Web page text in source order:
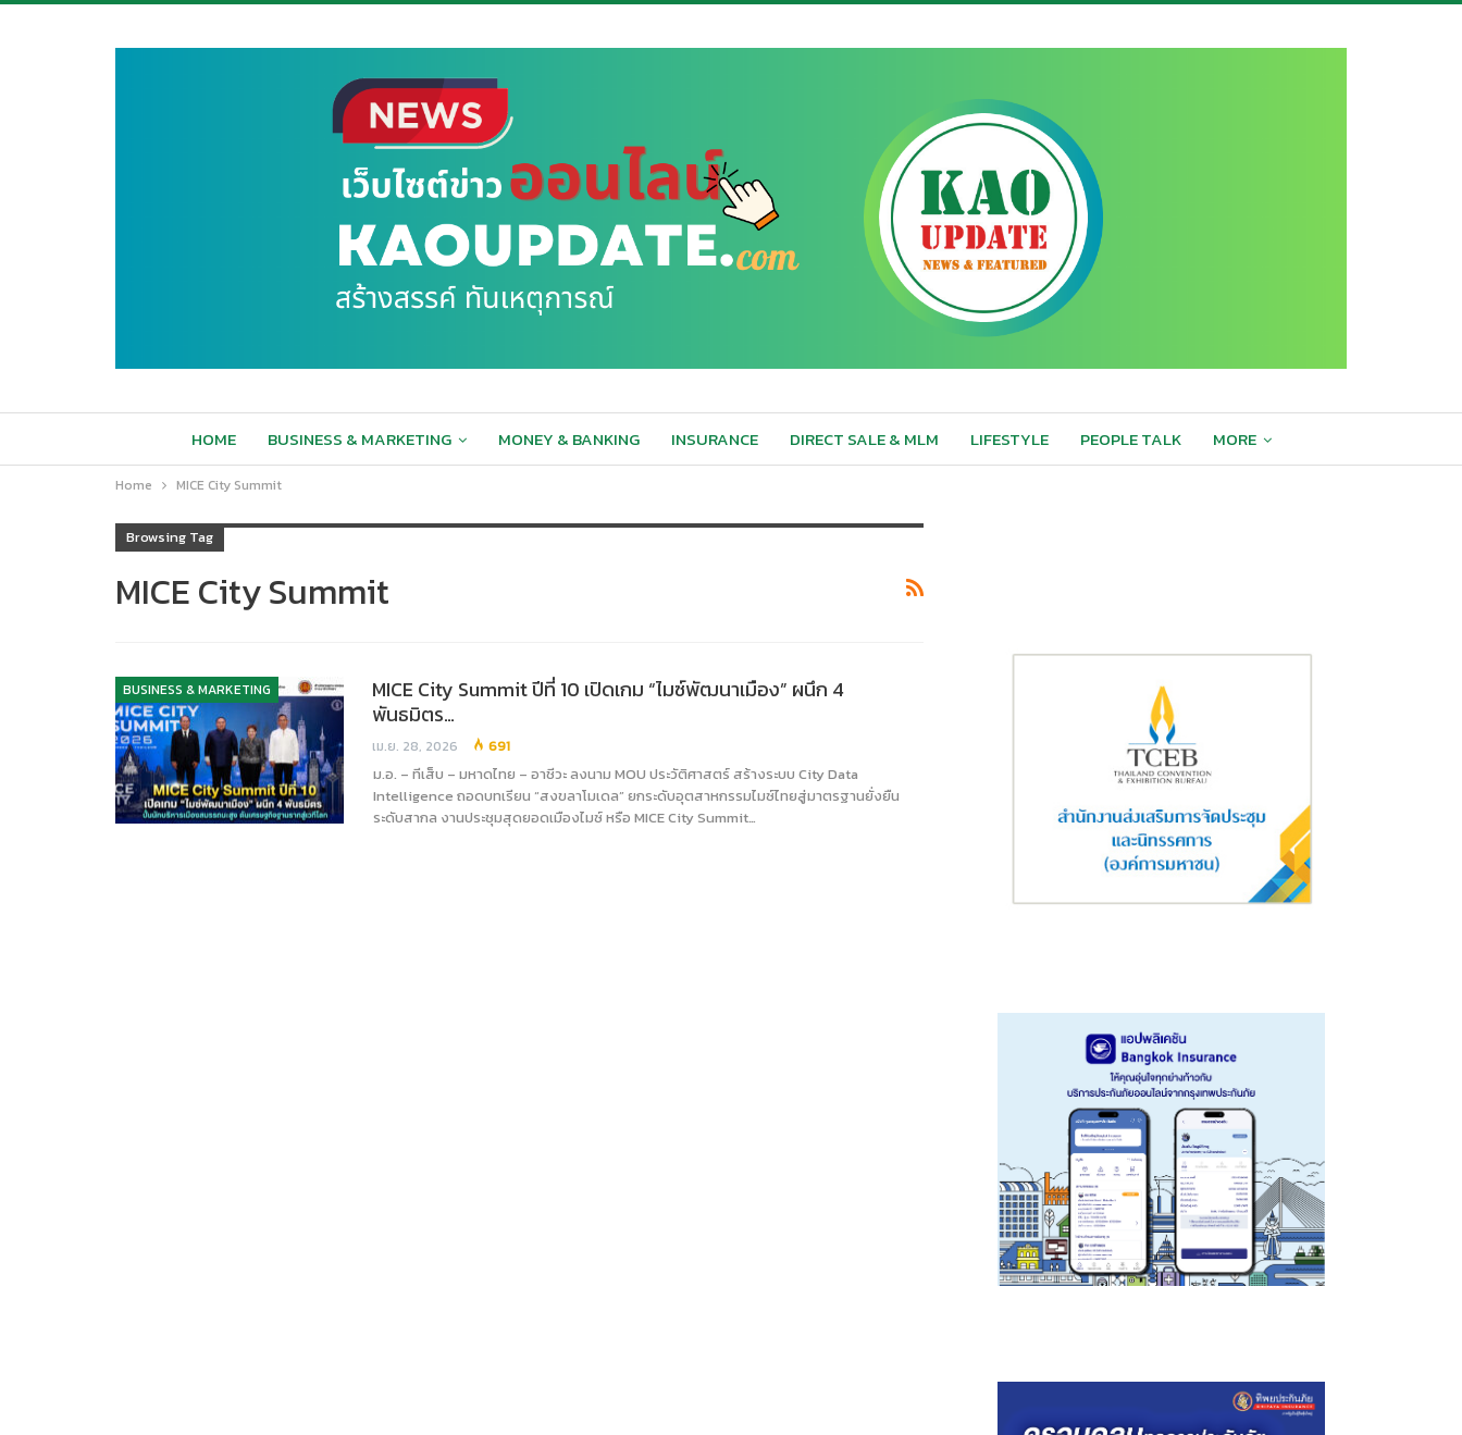
HOME BUSINESS & MARKETING MONEY & BANKING INSURANCE DIRECT SALE & MLM LIFESTYLE PEOPLE TALK MORE
Home MICE City Summit
Browsing Tag
MICE City Summit
BUSINESS & MARKETING
MICE City Summit ปีที่ 10 เปิดเกม “ไมซ์พัฒนาเมือง” ผนึก 4
พันธมิตร…
เม.ย. 28, 2026 691
ม.อ. – ทีเส็บ – มหาดไทย – อาชีวะ ลงนาม MOU ประวัติศาสตร์ สร้างระบบ City Data
Intelligence ถอดบทเรียน “สงขลาโมเดล” ยกระดับอุตสาหกรรมไมซ์ไทยสู่มาตรฐานยั่งยืน
ระดับสากล งานประชุมสุดยอดเมืองไมซ์ หรือ MICE City Summit…